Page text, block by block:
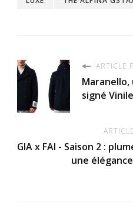
ARTICLE
Maranello,
signé
GIA x FAI - Saison 2 :
une